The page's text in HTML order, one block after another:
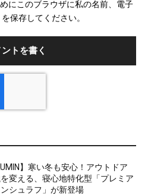
にこのブラウザに私の名前、電子
保存してください。
】寒い冬も安心！アウトドア
変える、寝心地特化型「プレミア
シュラフ」が新登場